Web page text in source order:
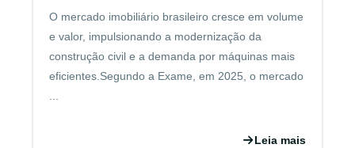
O mercado imobiliário brasileiro cresce em volume
e valor, impulsionando a modernização da
construção civil e a demanda por máquinas mais
eficientes.Segundo a Exame, em 2025, o mercado
Leia mais